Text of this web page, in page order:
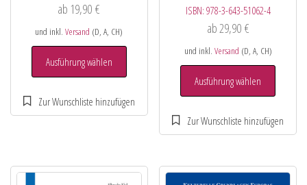
ab 19,90€
und inkl.Versand (D, A, CH)
Ausführung wählen
ISBN: 978-3-643-51062-4
ab29,90 €
und inkl. Versand (D, A, CH)
Ausführung wählen